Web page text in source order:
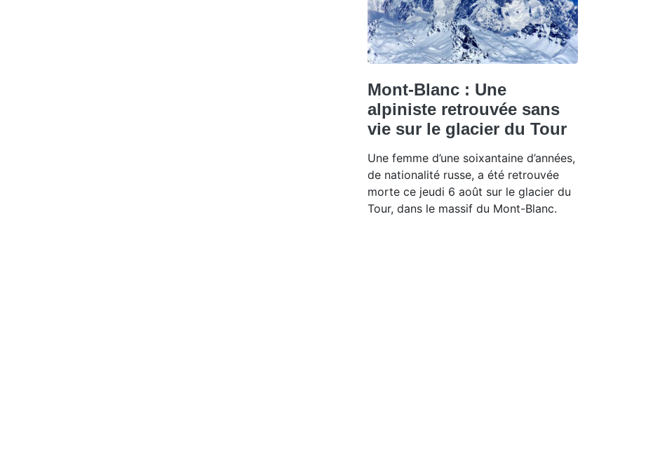
Mont-Blanc : Une
alpiniste retrouvée sans
vie sur le glacier du Tour
Une femme d’une soixantaine d’années,
de nationalité russe, a été retrouvée
morte ce jeudi 6 août sur le glacier du
Tour, dans le massif du Mont-Blanc.